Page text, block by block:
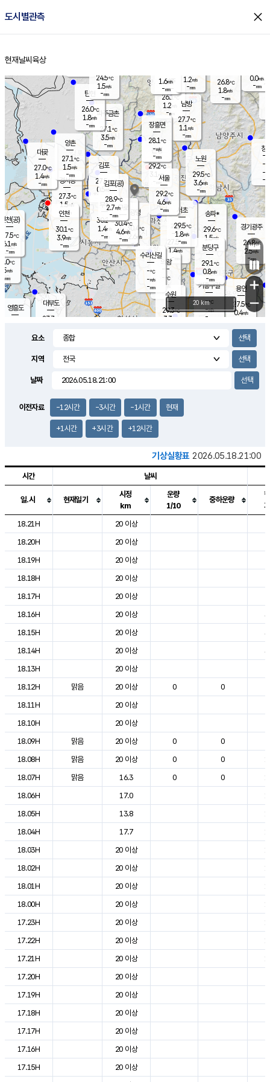
도시별관측 close
홈
현재날씨 육상
의도
℃
m/s
mm
영흥도
양주
26.1℃
1.2
-mm
과천
27.5℃
1.4m/s
- mm
용인
27.5℃
0.4m/s
경기광주
26.8℃
2.5m/s
-mm
1.2m/s
대부도
27.7
경서동
27.3℃
1.5 m/s
-mm
파주금촌
27.1℃
3.5m/s
-mm
26.8℃
1.8m/s
-mm
대곶
27.0℃
1.4m/s
-mm
창
-
-m/
-
탄현
26.0℃
1.8m/s
-mm
0.0m/s
-mm
의왕
- ℃
m/s
mm
김포
27.5℃
0.5 m/s
mm
광명
30.4 ℃
2.6 m/s
-mm
부천
30.2℃
1.4m/s
-mm
양촌
27.1℃
1.5m/s
-mm
구로
30.4℃
4.6m/s
-mm
은평
29.2℃
3.1 m/s
- mm
노원
29.5℃
3.6m/s
-mm
송파*
29.6℃
1.5m/s
-mm
서초
29.5℃
1.8m/s
-mm
남방
27.7℃
1.1 m/s
-mm
기흥구갈
-℃
-m/s
-
수리산길
-℃
-m/s
-mm
분당구
29.1℃
0.8m/s
-mm
장흥면
28.1℃
-m/s
-mm
1.6m/s
-mm
인천(공)
27.5℃
6.1 m/s
-mm
김포(공)
28.9℃
2.7m/s
-mm
수원
29.3℃
3.3 m/s
인천
30.1℃
3.9m/s
-mm
서울
29.2℃
4.6m/s
-mm
24.5℃
1.5m/s
-mm
1.2m/s
-mm
+
−
20 km
요소
지역
날짜
이전자료 -12시간 -3시간 -1시간 현재
+1시간 +3시간 +12시간
기상실황표 2026.05.18.21:00
도시별 기상실황표로 지점, 날씨, 기온, 강수, 바람, 기압등을 안내한 표입
시간 날씨
일.시 현재일기
시정
km
운량
1/10
중하운량
18.21H
20 이상
18.20H
20 이상
18.19H
20 이상
18.18H
20 이상
18.17H
20 이상
18.16H
20 이상
18.15H
20 이상
18.14H
20 이상
18.13H
20 이상
18.12H
맑음 20 이상 0 0
18.11H
20 이상
18.10H
20 이상
18.09H
맑음 20 이상 0 0
18.08H
맑음 20 이상 0 0
18.07H
맑음 16.3 0 0
18.06H
17.0
18.05H
13.8
18.04H
17.7
18.03H
20 이상
18.02H
20 이상
18.01H
20 이상
18.00H
20 이상
17.23H
20 이상
17.22H
20 이상
17.21H
20 이상
17.20H
20 이상
17.19H
20 이상
17.18H
20 이상
17.17H
20 이상
17.16H
20 이상
17.15H
20 이상